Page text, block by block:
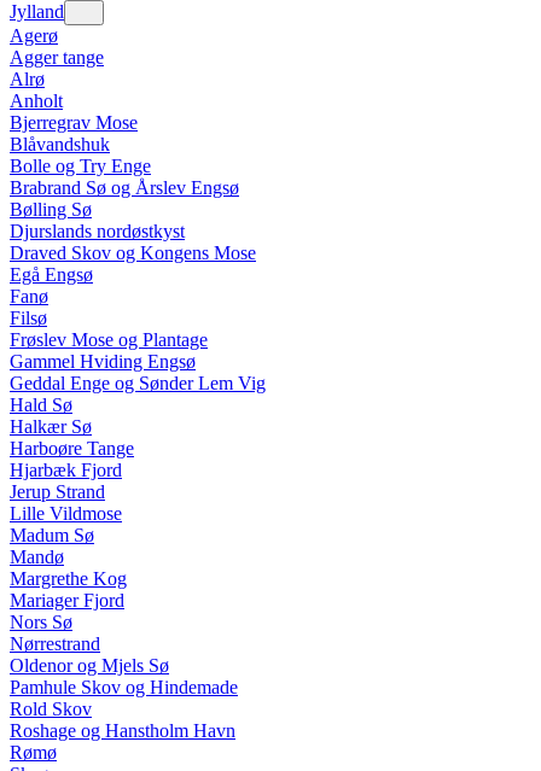
Jylland
Agerø
Agger tange
Alrø
Anholt
Bjerregrav Mose
Blåvandshuk
Bolle og Try Enge
Brabrand Sø og Årslev Engsø
Bølling Sø
Djurslands nordøstkyst
Draved Skov og Kongens Mose
Egå Engsø
Fanø
Filsø
Frøslev Mose og Plantage
Gammel Hviding Engsø
Geddal Enge og Sønder Lem Vig
Hald Sø
Halkær Sø
Harboøre Tange
Hjarbæk Fjord
Jerup Strand
Lille Vildmose
Madum Sø
Mandø
Margrethe Kog
Mariager Fjord
Nors Sø
Nørrestrand
Oldenor og Mjels Sø
Pamhule Skov og Hindemade
Rold Skov
Roshage og Hanstholm Havn
Rømø